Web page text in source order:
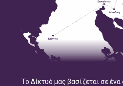
Το Δίκτυό μας βασίζεται σε